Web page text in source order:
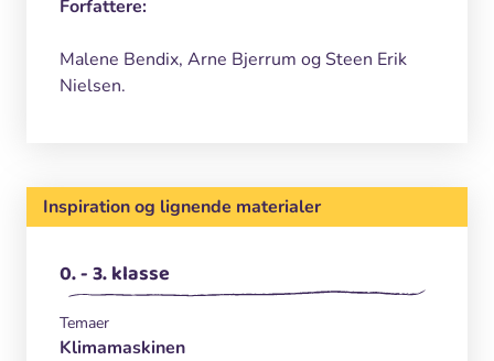
Forfattere:
Malene Bendix, Arne Bjerrum og Steen Erik
Nielsen.
Inspiration og lignende materialer
0. - 3. klasse
Temaer
Klimamaskinen